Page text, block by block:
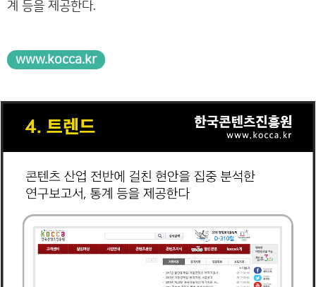
계 등을 제공한다.
www.kocca.kr